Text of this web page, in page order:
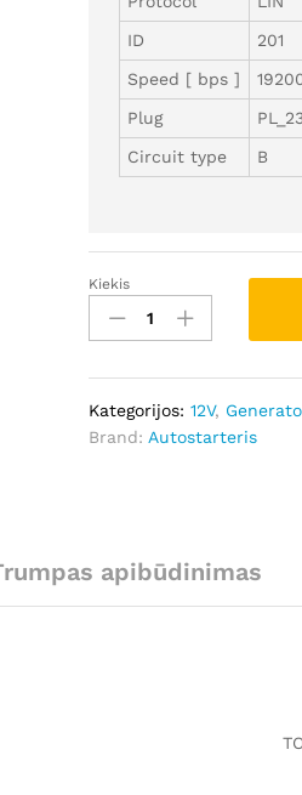
ID
201
Speed [ bps ]
Plug
Circuit type
B
GRE3360
ID201
kiekis
Kiekis
Kategorijos:12V,
Brand: Autostarteris
apibūdinimas